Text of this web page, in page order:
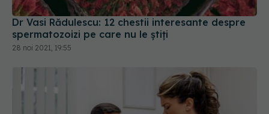
Dr Vasi Rădulescu: 12 chestii interesante despre
spermatozoizi pe care nu le știți
28 noi 2021, 19:55